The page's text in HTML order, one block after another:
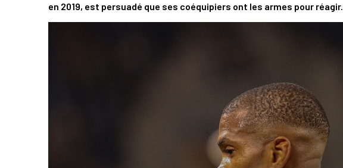
en 2019, est persuadé que ses coéquipiers ont les armes pour réagir.